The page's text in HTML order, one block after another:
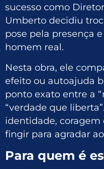
sucesso como
Umberto decidiu
pose pela presença
homem real.
Nesta obra, ele
efeito ou autoajuda
ponto exato entre a
“verdade que
identidade, coragem
fingir para agradar
Para quem é